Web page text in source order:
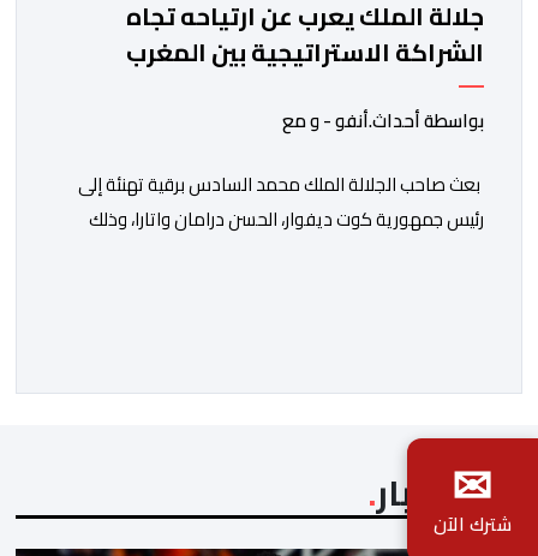
جلالة الملك يعرب عن ارتياحه تجاه
الشراكة الاستراتيجية بين المغرب
والكوت ديفوار
بواسطة أحداث.أنفو - و مع
بعث صاحب الجلالة الملك محمد السادس برقية تهنئة إلى
رئيس جمهورية كوت ديفوار، الحسن درامان واتارا، وذلك
المغربية وجمهورية كوت ديفوار، بحكم […]
آخر الأخبار
✉
شترك الآن